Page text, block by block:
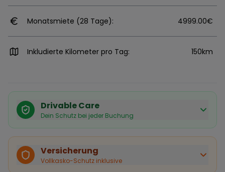
Monatsmiete (28 Tage): 4999.00€
Inkludierte Kilometer pro Tag: 150km
Drivable Care
Dein Schutz bei jeder Buchung
Käuferschutz inklusive
Bei Stornierung durch den Vermieter erhältst du eine
vollständige Rückerstattung.
Versicherung
Vollkasko-Schutz inklusive